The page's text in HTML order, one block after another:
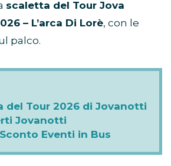
scaletta del Tour Jova
– L’arca Di Lorè, con le
palco.
del Tour 2026 di Jovanotti
Jovanotti
Eventi in Bus